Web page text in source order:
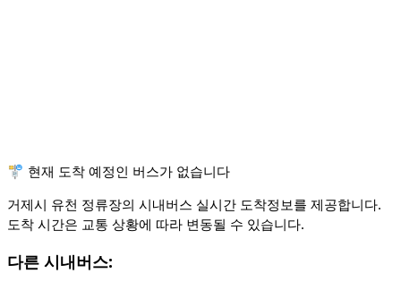
🚏 현재 도착 예정인 버스가 없습니다
거제시 유천 정류장의 시내버스 실시간 도착정보를 제공합니다.
도착 시간은 교통 상황에 따라 변동될 수 있습니다.
다른 시내버스: